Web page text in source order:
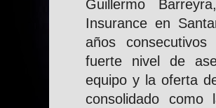
Guillermo
Insurance en
años
fuerte nivel de
equipo y la oferta
consolidado